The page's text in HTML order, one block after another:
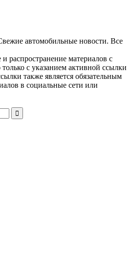
автомобильные новости. Все
распространение материалов с
с указанием активной ссылки
также является обязательным
в социальные сети или